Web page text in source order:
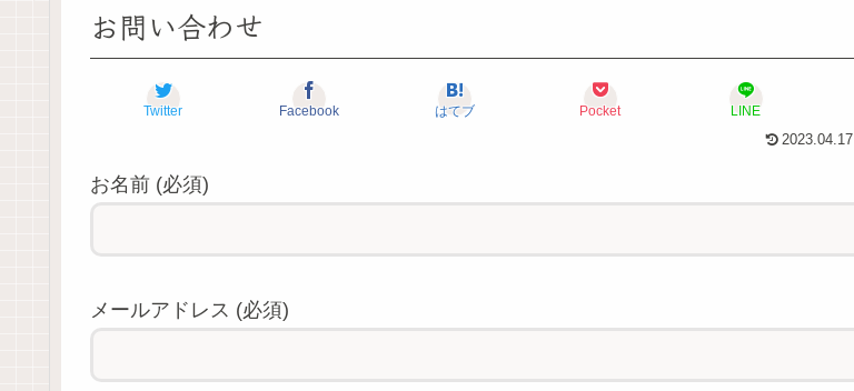
お問い合わせ
Twitter Facebook はてブ Pocket LINE
2023.04.17
お名前 (必須)
メールアドレス (必須)